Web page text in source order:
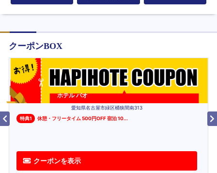
クーポンBOX
ホテル パオ
愛知県名古屋市緑区桶狭間南313
特典1 休憩・フリータイム 500円OFF 宿泊 10...
クーポンを表示